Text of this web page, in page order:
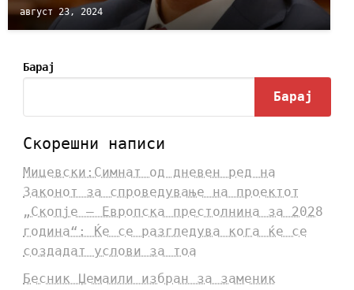
август 23, 2024
Барај
Барај
Скорешни написи
Мицевски:Симнат од дневен ред на
Законот за спроведување на проектот
„Скопје – Европска престолнина за 2028
година“: Ќе се разгледува кога ќе се
создадат услови за тоа
Бесник Џемаили избран за заменик